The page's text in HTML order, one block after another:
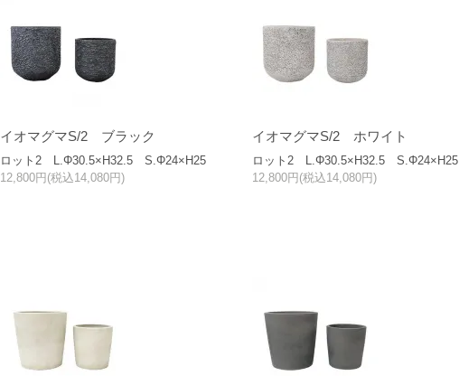
イオマグマS/2 ブラック
ロット2 L.Φ30.5×H32.5 S.Φ24×H25
12,800円(税込14,080円)
イオマグマS/2 ホワイト
ロット2 L.Φ30.5×H32.5 S.Φ24×H25
12,800円(税込14,080円)